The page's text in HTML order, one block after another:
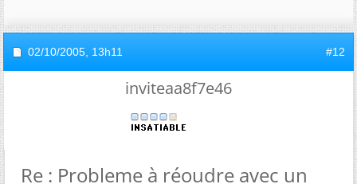
02/10/2005, 13h11 #12
inviteaa8f7e46
Re : Probleme à réoudre avec un